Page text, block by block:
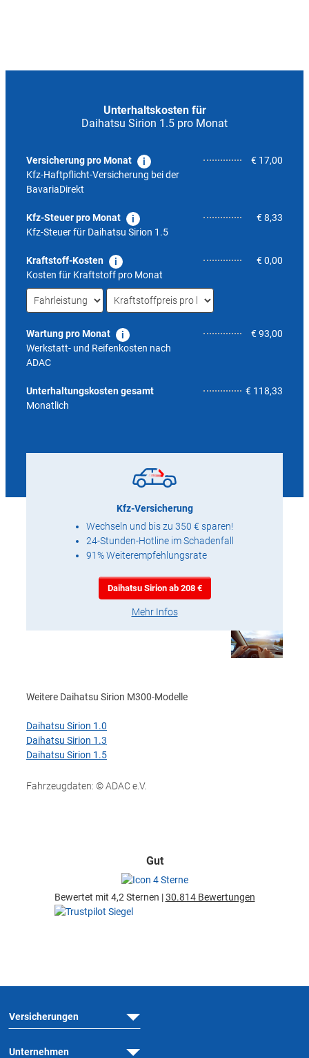
Unterhaltskosten für
Daihatsu Sirion 1.5 pro Monat
Versicherung pro Monat
Kfz-Haftpflicht-Versicherung bei der
BavariaDirekt
€ 17,00
Kfz-Steuer pro Monat
Kfz-Steuer für Daihatsu Sirion 1.5
€ 8,33
Kraftstoff-Kosten
Kosten für Kraftstoff pro Monat
€ 0,00
Wartung pro Monat
Werkstatt- und Reifenkosten nach
ADAC
€ 93,00
Unterhaltungskosten gesamt
Monatlich
€ 118,33
Kfz-Versicherung
Wechseln und bis zu 350 € sparen!
24-Stunden-Hotline im Schadenfall
91% Weiterempfehlungsrate
Daihatsu Sirion ab 208 €
Mehr Infos
Weitere Daihatsu Sirion M300-Modelle
Daihatsu Sirion 1.0
Daihatsu Sirion 1.3
Daihatsu Sirion 1.5
Fahrzeugdaten: © ADAC e.V.
Gut
Bewertet mit 4,2 Sternen |30.814 Bewertungen
Versicherungen
Unternehmen